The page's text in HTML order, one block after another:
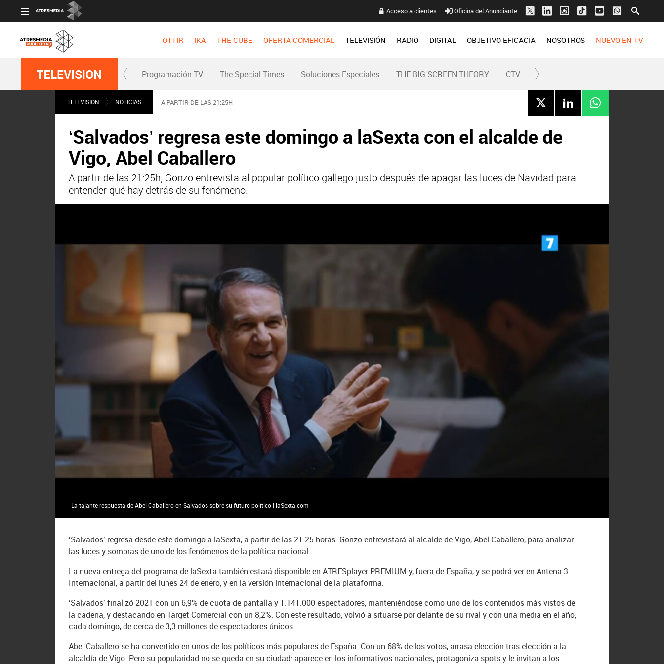
Acceso a clientes Oficina del Anunciante
OTTIR IKA THE CUBE OFERTA COMERCIAL TELEVISIÓN RADIO DIGITAL OBJETIVO EFICACIA NOSOTROS NUEVO EN TV
TELEVISION Programación TV The Special Times Soluciones Especiales THE BIG SCREEN THEORY CTV
TELEVISION NOTICIAS A PARTIR DE LAS 21:25H
‘Salvados’ regresa este domingo a laSexta con el alcalde de
Vigo, Abel Caballero
A partir de las 21:25h, Gonzo entrevista al popular político gallego justo después de apagar las luces de Navidad para
entender qué hay detrás de su fenómeno.
La tajante respuesta de Abel Caballero en Salvados sobre su futuro político | laSexta.com
‘Salvados’ regresa desde este domingo a laSexta, a partir de las 21:25 horas. Gonzo entrevistará al alcalde de Vigo, Abel Caballero, para analizar
las luces y sombras de uno de los fenómenos de la política nacional.
La nueva entrega del programa de laSexta también estará disponible en ATRESplayer PREMIUM y, fuera de España, y se podrá ver en Antena 3
Internacional, a partir del lunes 24 de enero, y en la versión internacional de la plataforma.
‘Salvados’ finalizó 2021 con un 6,9% de cuota de pantalla y 1.141.000 espectadores, manteniéndose como uno de los contenidos más vistos de
la cadena, y destacando en Target Comercial con un 8,2%. Con este resultado, volvió a situarse por delante de su rival y con una media en el año,
cada domingo, de cerca de 3,3 millones de espectadores únicos.
Abel Caballero se ha convertido en unos de los políticos más populares de España. Con un 68% de los votos, arrasa elección tras elección a la
alcaldía de Vigo. Pero su popularidad no se queda en su ciudad: aparece en los informativos nacionales, protagoniza spots y le invitan a los